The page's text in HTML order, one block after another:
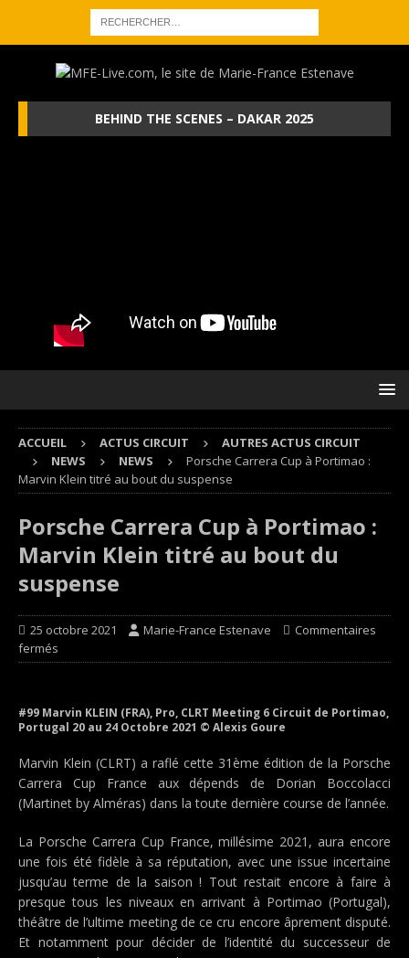
BEHIND THE SCENES – DAKAR 2025
ACCUEIL ACTUS CIRCUIT
AUTRES ACTUS CIRCUIT
NEWS
NEWS
Porsche Carrera Cup à Portimao :
Marvin Klein titré au bout du suspense
Porsche Carrera Cup à Portimao :
Marvin Klein titré au bout du
suspense
25 octobre 2021 Marie-France Estenave
Commentaires
fermés
#99 Marvin KLEIN (FRA), Pro, CLRT Meeting 6 Circuit de Portimao,
Portugal 20 au 24 Octobre 2021 © Alexis Goure
Marvin Klein (CLRT) a raflé cette 31ème édition de la Porsche
Carrera Cup France aux dépends de Dorian Boccolacci
(Martinet by Alméras) dans la toute dernière course de l’année.
La Porsche Carrera Cup France, millésime 2021, aura encore
une fois été fidèle à sa réputation, avec une issue incertaine
jusqu’au terme de la saison ! Tout restait encore à faire à
presque tous les niveaux en arrivant à Portimao (Portugal),
théâtre de l’ultime meeting de ce cru encore âprement disputé.
Et notamment pour décider de l’identité du successeur de